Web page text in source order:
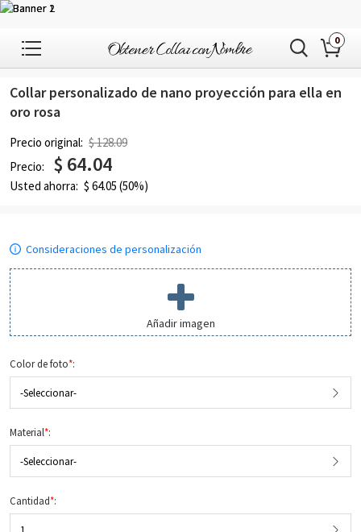
0
1/6
Collar personalizado de nano proyección para ella en
oro rosa
Precio original: $ 128.09
Precio:
$ 64.04
Usted ahorra: $ 64.05 (50%)
Consideraciones de personalización
Añadir imagen
Color de foto*:
-Seleccionar-
Material*:
-Seleccionar-
Cantidad*: